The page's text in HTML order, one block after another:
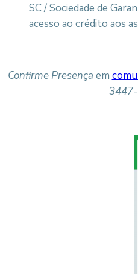
SC / Sociedade de
acesso ao crédito aos
Confirme Presença em